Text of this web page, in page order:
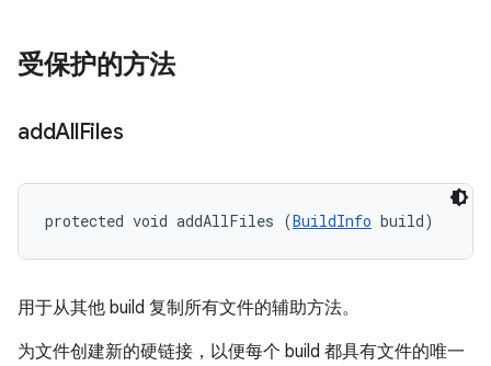
受保护的方法
addAllFiles
protected void addAllFiles (BuildInfo build)
用于从其他 build 复制所有文件的辅助方法。
为文件创建新的硬链接，以便每个 build 都具有文件的唯一